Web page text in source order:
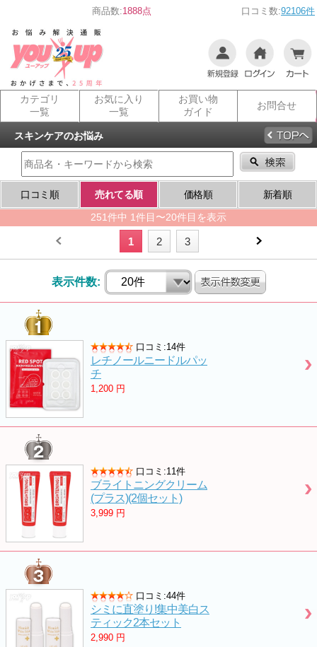
商品数:1888点 口コミ数:92106件
カテゴリ
一覧
お気に入り
一覧
お買い物
ガイド
お問合せ
スキンケアのお悩み
口コミ順 売れてる順 価格順
新着順
251件中 1件目〜20件目を表示
1 2 3
表示件数:
口コミ:14件
レチノールニードルパッ
チ
1,200 円
口コミ:11件
ブライトニングクリーム
(プラス)(2個セット)
3,999 円
口コミ:44件
シミに直塗り!集中美白ス
ティック2本セット
2,990 円